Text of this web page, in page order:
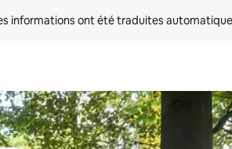
informations ont été traduites